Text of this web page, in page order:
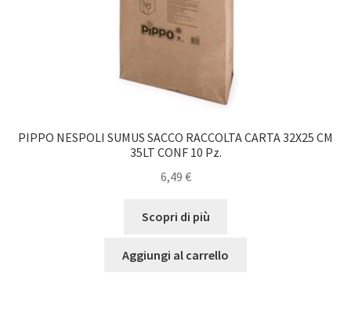
PIPPO NESPOLI SUMUS SACCO RACCOLTA CARTA 32X25 CM
35LT CONF 10 Pz.
6,49 €
Scopri di più
Aggiungi al carrello